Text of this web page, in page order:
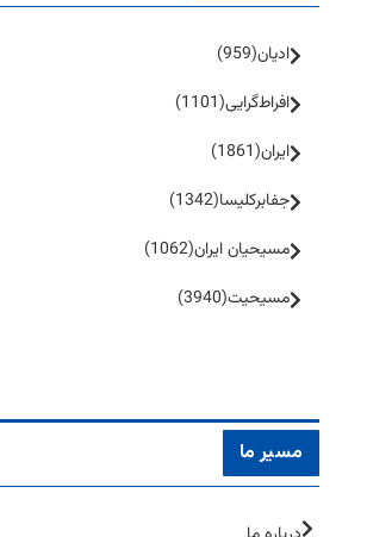
ادیان(959)
افراط‌گرایی(1101)
ایران(1861)
جفا‌بر‌کلیسا(1342)
مسیحیان ایران(1062)
مسیحیت(3940)
مسیر ما